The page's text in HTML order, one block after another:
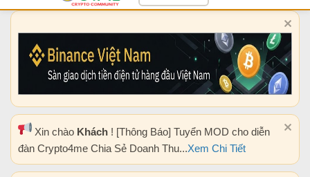
Xin chào Khách ! [Thông Báo] Tuyển MOD cho diễn
đàn Crypto4me Chia Sẻ Doanh Thu...Xem Chi Tiết